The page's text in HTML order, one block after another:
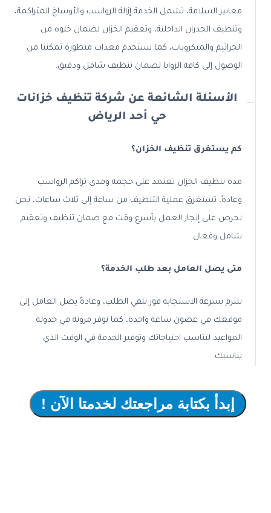
معايير السلامة، تشمل الخدمة إزالة الرواسب والأوساخ المتراكمة،
وتنظيف الجدران الداخلية، وتعقيم الخزان لضمان خلوه من
الجراثيم والميكروبات، كما نستخدم معدات متطورة تمكننا من
الوصول إلى كافة الزوايا لضمان تنظيف شامل ودقيق.
الأسئلة الشائعة عن شركة تنظيف خزانات
حي أحد الرياض
كم يستغرق تنظيف الخزان؟
مدة تنظيف الخزان تعتمد على حجمه ومدى تراكم الرواسب
وعادةً، تستغرق عملية التنظيف من ساعة إلى ثلاث ساعات، نحن
نحرص على إنجاز العمل بأسرع وقت مع ضمان تنظيف وتعقيم
شامل وفعال.
متى يصل العامل بعد طلب الخدمة؟
نلتزم بسرعة الاستجابة فور تلقي الطلب، وعادةً يصل العامل إلى
موقعك في غضون ساعة واحدة، كما نوفر مرونة في جدولة
المواعيد لتناسب احتياجاتك وتوفير الخدمة في الوقت الذي
يناسبك.
إبدأ بكتابة مراجعتك لخدمتا الآن !